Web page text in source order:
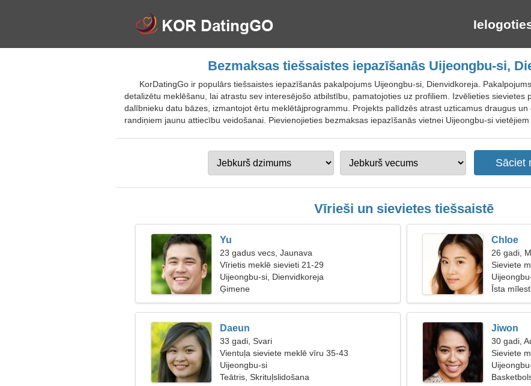
Bezmaksas tiešsaistes iepazīšanās Uijeongbu-si,
KorDatingGo ir populārs tiešsaistes iepazīšanās pakalpojums Uijeongbu-si, Dienvidkoreja.
detalizētu meklēšanu, lai atrastu sev interesējošo atbilstību, pamatojoties uz profiliem. Izvēlieties sievietes
dalībnieku datu bāzes, izmantojot ērtu meklētājprogrammu. Projekts palīdzēs atrast uzticamus draugus
randiņiem jaunu attiecību veidošanai. Pievienojieties bezmaksas iepazīšanās vietnei Uijeongbu-si
Vīrieši un sievietes tiešsaistē
Yu
23 gadus vecs, Jaunava
Vīrietis meklē sievieti 21-29
Uijeongbu-si, Dienvidkoreja
Ģimene
Chloe
26 gadi,
Sieviete
Īsta
Daeun
33 gadi, Svari
Vientuļa sieviete meklē vīru 35-43
Uijeongbu-si
Teātris, Skrituļslidošana
Jiwon
30 gadi,
Sieviete